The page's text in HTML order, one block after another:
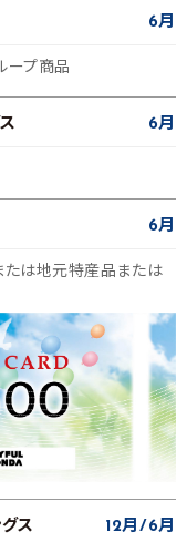
6月
ープ商品
6月
6月
は地元特産品または
ス 12月 6月